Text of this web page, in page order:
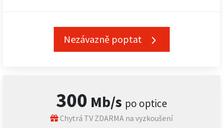
300 Mb/s po optice
Chytrá TV ZDARMA na vyzkoušení
Nezávazně poptat